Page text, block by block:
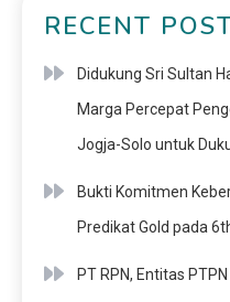
RECENT
Didukung Sri Sultan
Marga Percepat
Jogja-Solo untuk
Bukti Komitmen
Predikat Gold pada
PT RPN, Entitas